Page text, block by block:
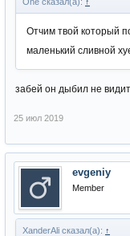
Отчим твой который
маленький сливной
забей он дыбил не
25 июл 2019
evgeniy
Member
XanderAli сказал(а): ↑